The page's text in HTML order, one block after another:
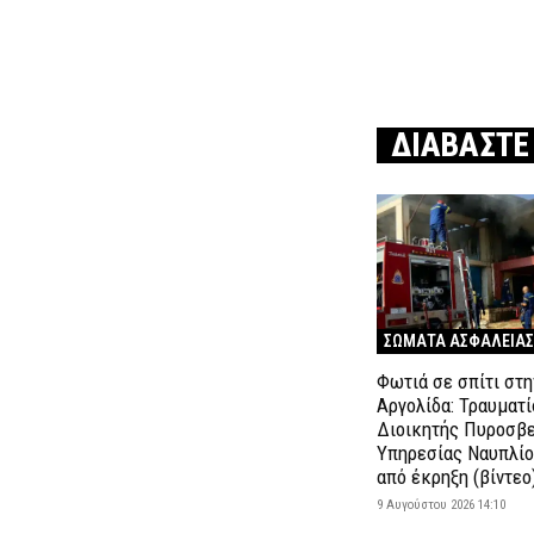
ΔΙΑΒΑΣΤΕ
ΣΩΜΑΤΑ ΑΣΦΑΛΕΙΑΣ
Φωτιά σε σπίτι
Αργολίδα:
Διοικητής
Υπηρεσίας
από έκρηξη
9 Αυγούστου 2026 14:10